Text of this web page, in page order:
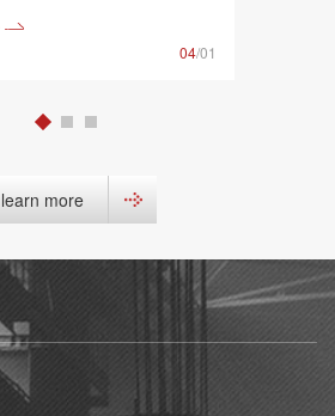
04/01
learn more